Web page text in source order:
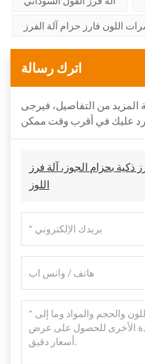
اللون فارز حزام آلة الفرز
اترك رسالة
المزيد من التفاصيل، فيرجى
ذكية بحزام الجوز، آلة فرز
اللوز